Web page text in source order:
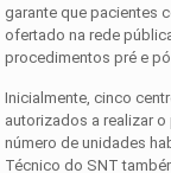
garante que pacientes
ofertado na rede
procedimentos pré e
Inicialmente, cinco
autorizados a realizar
número de unidades
Técnico do SNT